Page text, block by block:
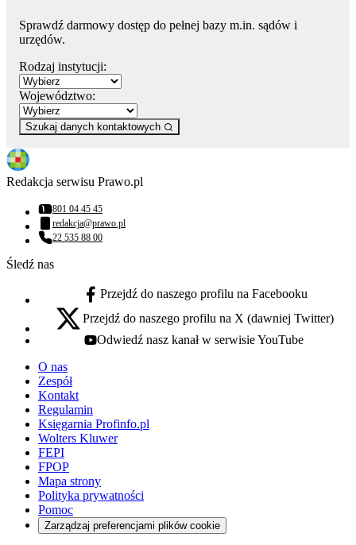
Sprawdź darmowy dostęp do pełnej bazy m.in. sądów i
urzędów.
Rodzaj instytucji:
Województwo:
Szukaj danych kontaktowych
Redakcja serwisu Prawo.pl
Numer telefonu:
801 04 45 45
Adres email:
redakcja@prawo.pl
Numer telefonu:
22 535 88 00
Śledź nas
facebook - otwiera się w nowej karcie
Przejdź do naszego profilu na Facebooku
x - otwiera się w nowej karcie
Przejdź do naszego profilu na X (dawniej Twitter)
youtube - otwiera się w nowej karcie
Odwiedź nasz kanał w serwisie YouTube
O nas
Zespół
Kontakt
Regulamin
Księgarnia Profinfo.pl
Wolters Kluwer
FEPI
FPOP
Mapa strony
Polityka prywatności
Pomoc
Zarządzaj preferencjami plików cookie